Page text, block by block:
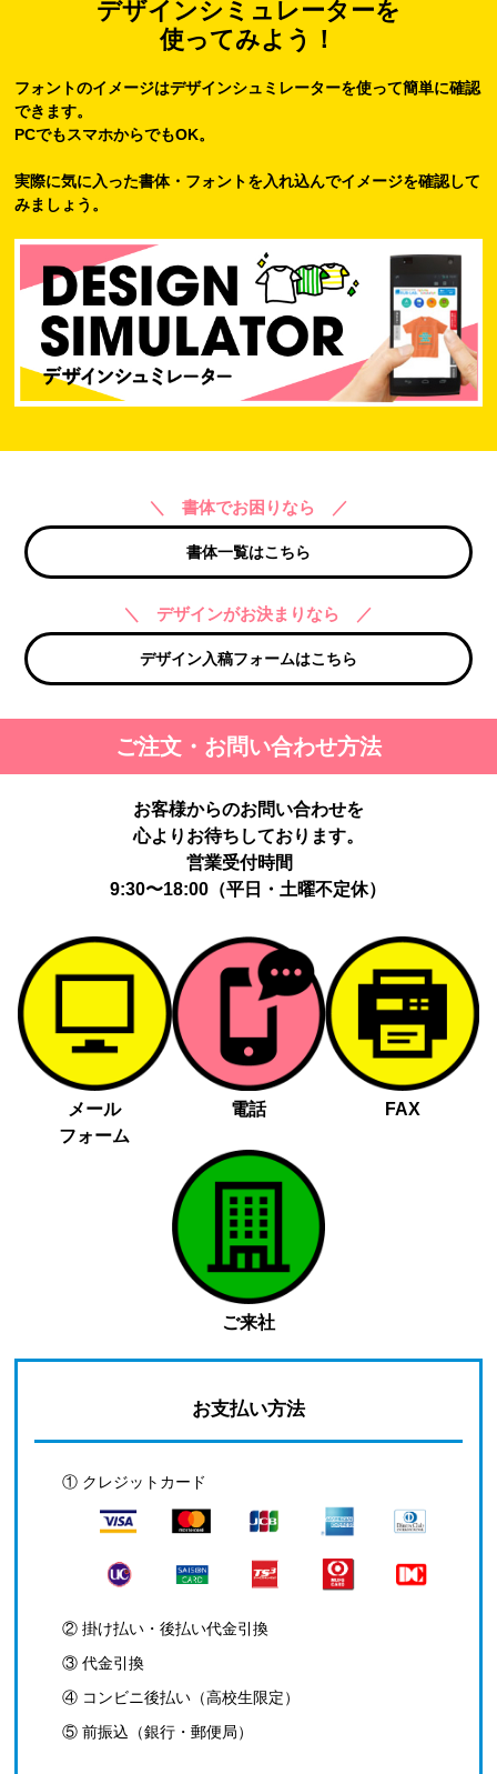
デザインシミュレーターを
使ってみよう！
フォントのイメージはデザインシュミレーターを使って簡単に確認
できます。
PCでもスマホからでもOK。
実際に気に入った書体・フォントを入れ込んでイメージを確認して
みましょう。
＼ 書体でお困りなら ／
書体一覧はこちら
＼ デザインがお決まりなら ／
デザイン入稿フォームはこちら
ご注文・お問い合わせ方法
お客様からのお問い合わせを
心よりお待ちしております。
営業受付時間
9:30〜18:00（平日・土曜不定休）
メール
フォーム
電話 FAX
ご来社
お支払い方法
① クレジットカード
② 掛け払い・後払い代金引換
③ 代金引換
④ コンビニ後払い（高校生限定）
⑤ 前振込（銀行・郵便局）